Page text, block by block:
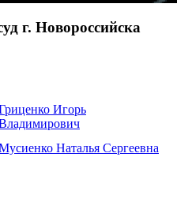
г. Новороссийска
Игорь
Наталья Сергеевна